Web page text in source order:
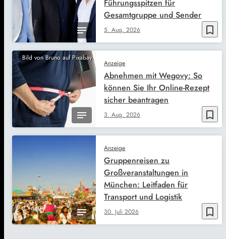
bookmark_border
5. Aug. 2026
Führungsspitzen für
Gesamtgruppe und Sender
Bild von Bruno auf Pixabay
bookmark_border
Anzeige
3. Aug. 2026
Abnehmen mit Wegovy: So
können Sie Ihr Online-Rezept
sicher beantragen
bookmark_border
Anzeige
30. Juli 2026
Gruppenreisen zu
Großveranstaltungen in
München: Leitfaden für
Transport und Logistik